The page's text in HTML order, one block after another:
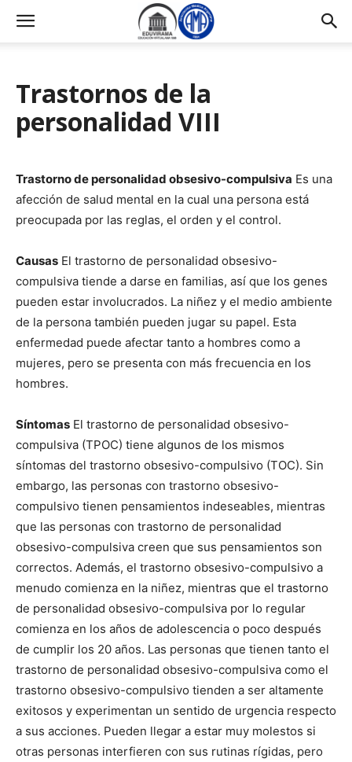
Trastornos de la
personalidad VIII
Trastorno de personalidad obsesivo-compulsiva Es una
afección de salud mental en la cual una persona está
preocupada por las reglas, el orden y el control.
Causas El trastorno de personalidad obsesivo-
compulsiva tiende a darse en familias, así que los genes
pueden estar involucrados. La niñez y el medio ambiente
de la persona también pueden jugar su papel. Esta
enfermedad puede afectar tanto a hombres como a
mujeres, pero se presenta con más frecuencia en los
hombres.
Síntomas El trastorno de personalidad obsesivo-
compulsiva (TPOC) tiene algunos de los mismos
síntomas del trastorno obsesivo-compulsivo (TOC). Sin
embargo, las personas con trastorno obsesivo-
compulsivo tienen pensamientos indeseables, mientras
que las personas con trastorno de personalidad
obsesivo-compulsiva creen que sus pensamientos son
correctos. Además, el trastorno obsesivo-compulsivo a
menudo comienza en la niñez, mientras que el trastorno
de personalidad obsesivo-compulsiva por lo regular
comienza en los años de adolescencia o poco después
de cumplir los 20 años. Las personas que tienen tanto el
trastorno de personalidad obsesivo-compulsiva como el
trastorno obsesivo-compulsivo tienden a ser altamente
exitosos y experimentan un sentido de urgencia respecto
a sus acciones. Pueden llegar a estar muy molestos si
otras personas interfieren con sus rutinas rígidas, pero